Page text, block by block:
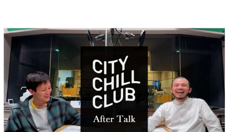
イベント・グッズ
YouTube
会社情報